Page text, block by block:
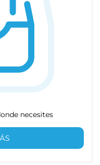
necesites